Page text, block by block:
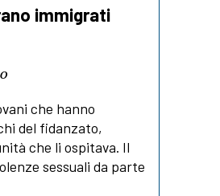
immigrati
che hanno
del fidanzato,
che li ospitava. Il
sessuali da parte